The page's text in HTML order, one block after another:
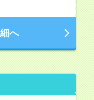
へ